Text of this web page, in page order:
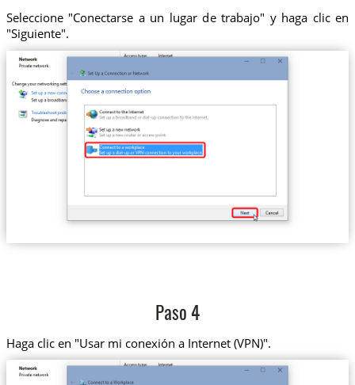
Seleccione "Conectarse a un lugar de trabajo" y haga clic en
"Siguiente".
Paso 4
Haga clic en "Usar mi conexión a Internet (VPN)".